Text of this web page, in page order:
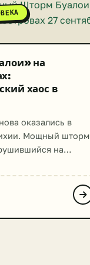
на
хаос в
оказались в
Мощный шторм
на
хаос и
очередным
экстремальных